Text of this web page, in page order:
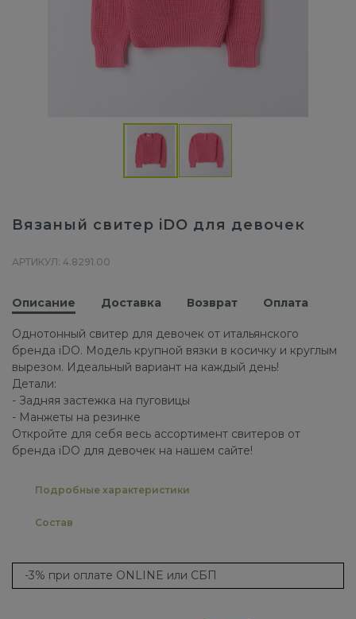
Вязаный свитер iDO для девочек
АРТИКУЛ: 4.8291.00
Описание Доставка Возврат Оплата
Однотонный свитер для девочек от итальянского
бренда iDO. Модель крупной вязки в косичку и круглым
вырезом. Идеальный вариант на каждый день!
Детали:
- Задняя застежка на пуговицы
- Манжеты на резинке
Откройте для себя весь ассортимент свитеров от
бренда iDO для девочек на нашем сайте!
Подробные характеристики
Состав
-3% при оплате ONLINE или СБП